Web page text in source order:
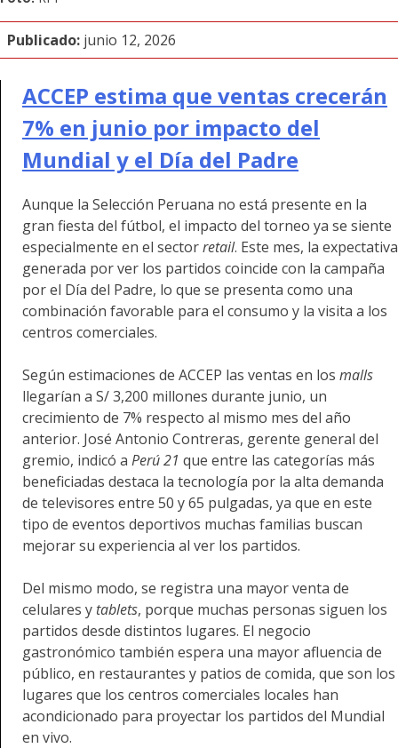
Publicado: junio 12, 2026
ACCEP estima que ventas crecerán
7% en junio por impacto del
Mundial y el Día del Padre
Aunque la Selección Peruana no está presente en la
gran fiesta del fútbol, el impacto del torneo ya se siente
especialmente en el sectorretail. Este mes, la expectativa
generada por ver los partidos coincide con la campaña
por el Día del Padre, lo que se presenta como una
combinación favorable para el consumo y la visita a los
centros comerciales.
Según estimaciones de ACCEP las ventas en los malls
llegarían a S/ 3,200 millones durante junio, un
crecimiento de 7% respecto al mismo mes del año
anterior. José Antonio Contreras, gerente general del
gremio, indicó a Perú 21 que entre las categorías más
beneficiadas destaca la tecnología por la alta demanda
de televisores entre 50 y 65 pulgadas, ya que en este
tipo de eventos deportivos muchas familias buscan
mejorar su experiencia al ver los partidos.
Del mismo modo, se registra una mayor venta de
celulares y tablets, porque muchas personas siguen los
partidos desde distintos lugares. El negocio
gastronómico también espera una mayor afluencia de
público, en restaurantes y patios de comida, que son los
lugares que los centros comerciales locales han
acondicionado para proyectar los partidos del Mundial
en vivo.